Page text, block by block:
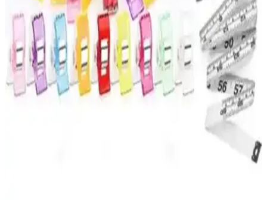
Umix Telli Plastik Dosya Mavi 50'li Set Ofis ve Okul
Kullanımı İçin Uygun
Umix markasının 50'li mavi telli plastik dosyası, dayanıklılığı ve
kullanım kolaylığıyla ofis ve okul ihtiyaçlarına ideal çözümler sunar.
Kaliteli malzeme ve pratik tasarımıyla düzen sağlar.
Yılbaşı Kartpostal Setleri Karşılaştırması: Bimotif ve
İki popüler yılbaşı kartpostal seti olan Bimotif ve Mia Pera’nın
özellikleri, kullanıcı yorumları ve karşılaştırmasıyla yılbaşı süsleri ve